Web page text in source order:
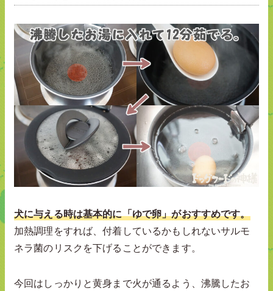
犬に与える時は基本的に「ゆで卵」がおすすめです。
加熱調理をすれば、付着しているかもしれないサルモ
ネラ菌のリスクを下げることができます。
今回はしっかりと黄身まで火が通るよう、沸騰したお